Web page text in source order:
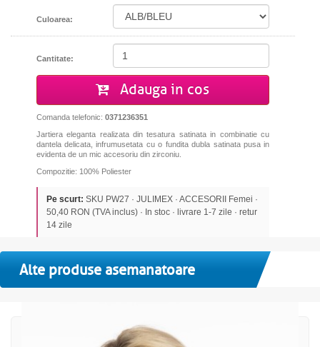
Culoarea:
Cantitate:
Adauga in cos
Comanda telefonic: 0371236351
Jartiera eleganta realizata din tesatura satinata in combinatie cu
dantela delicata, infrumusetata cu o fundita dubla satinata pusa in
evidenta de un mic accesoriu din zirconiu.
Compozitie: 100% Poliester
Pe scurt: SKU PW27 · JULIMEX · ACCESORII Femei ·
50,40 RON (TVA inclus) · In stoc · livrare 1-7 zile · retur
14 zile
Alte produse asemanatoare